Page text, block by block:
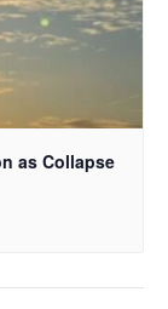
as Collapse